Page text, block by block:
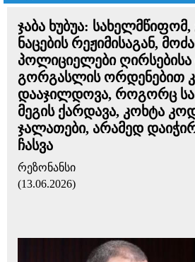
ჯაბა ხუბუა: სახელმწიფომ,
ნაცების რეჟიმისაგან,
პოლიციელები ღირსებისა
გორგასლის ორდენებით
დააჯილდოვა, როგორც
მეგის ქარდავა, კოხტა
ჯალათები, არამედ
ჩასვა
რეზონანსი
(13.06.2026)